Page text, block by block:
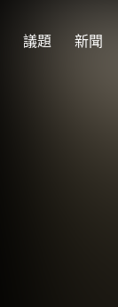
議題 新聞